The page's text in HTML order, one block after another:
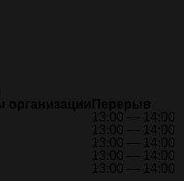
организации Перерыв
13:00 — 14:00
13:00 — 14:00
13:00 — 14:00
13:00 — 14:00
13:00 — 14:00